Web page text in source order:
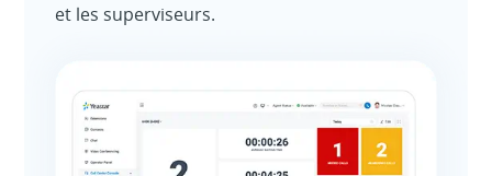
et les superviseurs.